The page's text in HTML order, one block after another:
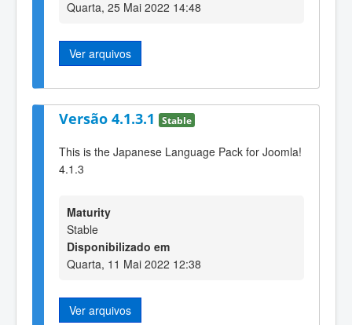
Quarta, 25 Mai 2022 14:48
Ver arquivos
Versão 4.1.3.1 Stable
This is the Japanese Language Pack for Joomla!
4.1.3
Maturity
Stable
Disponibilizado em
Quarta, 11 Mai 2022 12:38
Ver arquivos